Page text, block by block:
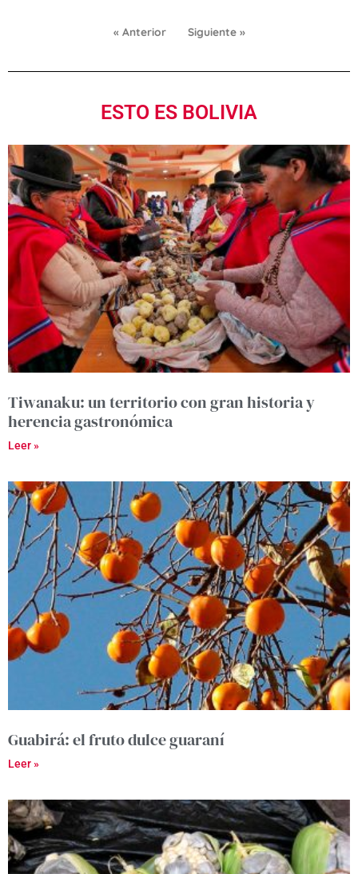
« Anterior Siguiente »
ESTO ES BOLIVIA
Tiwanaku: un territorio con gran historia y
herencia gastronómica
Leer »
Guabirá: el fruto dulce guaraní
Leer »